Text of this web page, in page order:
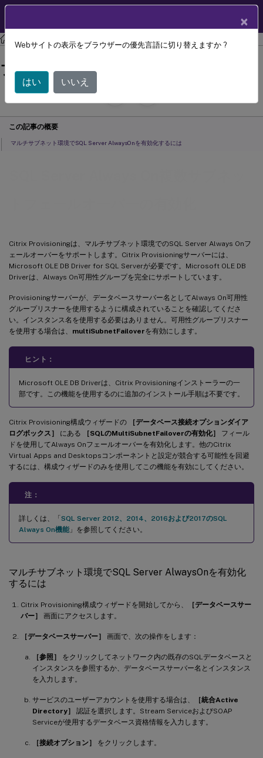
Citrix Provisioning Citrix Provisioning 2402 LTSR
Citrix Provisioningは、マルチサブネット環境でのSQL Server Always Onフ
ェールオーバーをサポートします。Citrix Provisioningサーバーには、
Microsoft OLE DB Driver for SQL Serverが必要です。Microsoft OLE DB
Driverは、Always On可用性グループを完全にサポートしています。
Provisioningサーバーが、データベースサーバー名としてAlways On可用性
グループリスナーを使用するように構成されていることを確認してくださ
い。インスタンス名を使用する必要はありません。可用性グループリスナー
を使用する場合は、 multiSubnetFailoverを有効にします。
ヒント：
Microsoft OLE DB Driverは、Citrix Provisioningインストーラーの一
部です。この機能を使用するのに追加のインストール手順は不要です。
Citrix Provisioning構成ウィザードの
［データベース接続オプションダイア
ログボックス］
にある ［SQLのMultiSubnetFailoverの有効化］
フィール
ドを使用してAlways Onフェールオーバーを有効化します。他のCitrix
Virtual Apps and Desktopsコンポーネントと設定が競合する可能性を回避
するには、構成ウィザードのみを使用してこの機能を有効にしてください。
注：
詳しくは、「SQL Server 2012、2014、2016および2017のSQL
Always On機能 」を参照してください。
マルチサブネット環境でSQL Server AlwaysOnを有効化
するには
Citrix Provisioning構成ウィザードを開始してから、
［データベースサー
バー］
画面にアクセスします。
［データベースサーバー］ 画面で、次の操作をします：
［参照］
をクリックしてネットワーク内の既存のSQLデータベースと
インスタンスを参照するか、データベースサーバー名とインスタンス
を入力します。
サービスのユーザーアカウントを使用する場合は、
［統合Active
Directory］
認証を選択します。Stream ServiceおよびSOAP
Serviceが使用するデータベース資格情報を入力します。
［接続オプション］ をクリックします。
SQL Server Always On複数サブネット
フェールオーバーの有効化
July 29, 2024
C
この記事の概要
マルチサブネット環境でSQL Server AlwaysOnを有効化するには
×
Webサイトの表示をブラウザーの優先言語に切り替えますか ?
はい いいえ